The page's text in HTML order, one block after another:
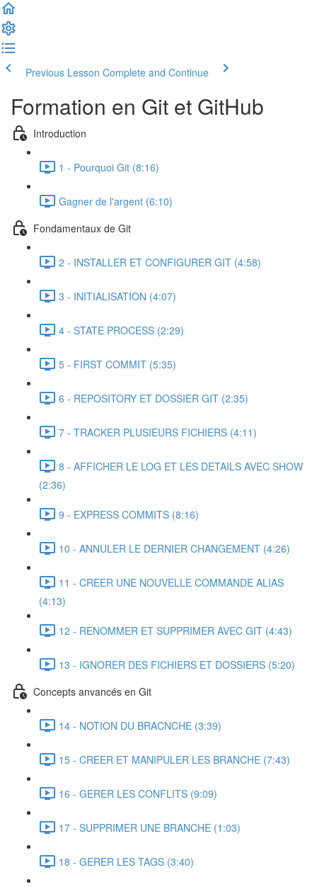
Previous Lesson Complete and Continue
Formation en Git et GitHub
Introduction
1 - Pourquoi Git (8:16)
Gagner de l'argent (6:10)
Fondamentaux de Git
2 - INSTALLER ET CONFIGURER GIT (4:58)
3 - INITIALISATION (4:07)
4 - STATE PROCESS (2:29)
5 - FIRST COMMIT (5:35)
6 - REPOSITORY ET DOSSIER GIT (2:35)
7 - TRACKER PLUSIEURS FICHIERS (4:11)
8 - AFFICHER LE LOG ET LES DETAILS AVEC SHOW
(2:36)
9 - EXPRESS COMMITS (8:16)
10 - ANNULER LE DERNIER CHANGEMENT (4:26)
11 - CREER UNE NOUVELLE COMMANDE ALIAS
(4:13)
12 - RENOMMER ET SUPPRIMER AVEC GIT (4:43)
13 - IGNORER DES FICHIERS ET DOSSIERS (5:20)
Concepts anvancés en Git
14 - NOTION DU BRACNCHE (3:39)
15 - CREER ET MANIPULER LES BRANCHE (7:43)
16 - GERER LES CONFLITS (9:09)
17 - SUPPRIMER UNE BRANCHE (1:03)
18 - GERER LES TAGS (3:40)